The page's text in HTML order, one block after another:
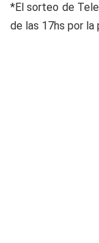
*El sorteo de
de las 17hs por la